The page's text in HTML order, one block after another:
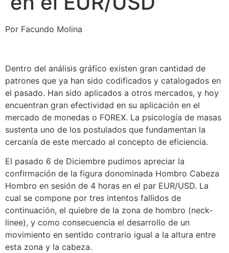
Por Facundo Molina
Dentro del análisis gráfico existen gran cantidad de
patrones que ya han sido codificados y catalogados en
el pasado. Han sido aplicados a otros mercados, y hoy
encuentran gran efectividad en su aplicación en el
mercado de monedas o FOREX. La psicología de masas
sustenta uno de los postulados que fundamentan la
cercanía de este mercado al concepto de eficiencia.
El pasado 6 de Diciembre pudimos apreciar la
confirmación de la figura donominada Hombro Cabeza
Hombro en sesión de 4 horas en el par EUR/USD. La
cual se compone por tres intentos fallidos de
continuación, el quiebre de la zona de hombro (neck-
linee), y como consecuencia el desarrollo de un
movimiento en sentido contrario igual a la altura entre
esta zona y la cabeza.